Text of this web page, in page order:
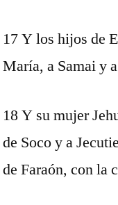
17 Y los hijos de
María, a Samai y
18 Y su mujer
de Soco y a
de Faraón, con la